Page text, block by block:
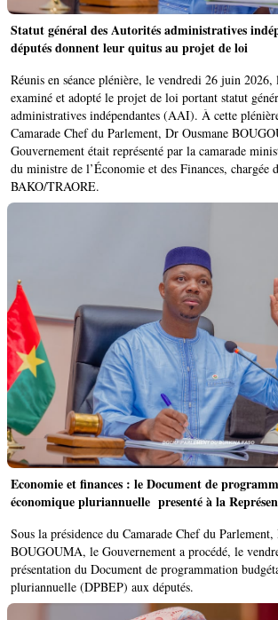
Statut général des Autorités administratives
députés donnent leur quitus au projet de loi
‎Réunis en séance plénière, le vendredi 26 juin 2026,
examiné et adopté le projet de loi portant statut
administratives indépendantes (AAI). À cette
Camarade Chef du Parlement, Dr Ousmane
Gouvernement était représenté par la camarade
du ministre de l’Économie et des Finances, chargée
BAKO/TRAORE.
‎Economie et finances : le Document de
économique pluriannuelle presenté à la
‎Sous la présidence du Camarade Chef du
BOUGOUMA, le Gouvernement a procédé, le
présentation du Document de programmation
pluriannuelle (DPBEP) aux députés.